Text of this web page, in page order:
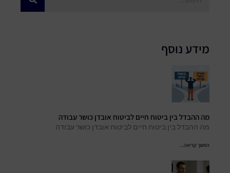
מידע נוסף
מה ההבדל בין ביטוח חיים לביטוח אובדן כושר עבודה
מה ההבדל בין ביטוח חיים לביטוח אובדן כושר עבודה
המשך קריאה...